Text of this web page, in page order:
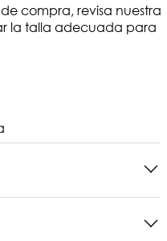
compra, revisa nuestra
la talla adecuada para